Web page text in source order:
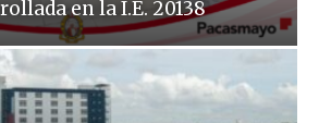
en la I.E. 20138